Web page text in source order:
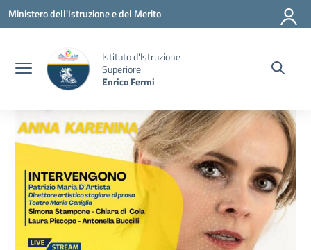
Vai ai contenuti
Vai al menu di navigazione
Vai al footer
Ministero dell'Istruzione e del Merito
Istituto d'Istruzione
Superiore
Enrico Fermi